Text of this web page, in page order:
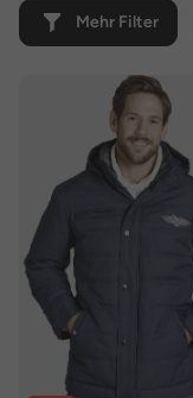
Mehr Filter